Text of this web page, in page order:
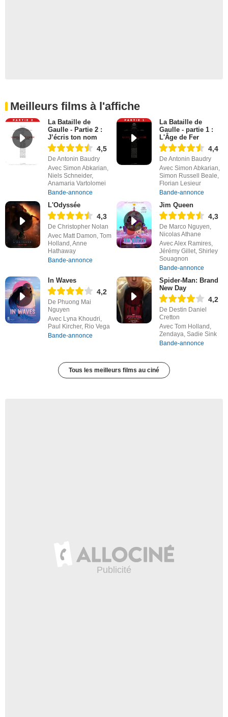
Meilleurs films à l'affiche
La Bataille de
Gaulle - Partie 2 :
J’écris ton nom
4,5
De Antonin Baudry
Avec Simon Abkarian,
Niels Schneider,
Anamaria Vartolomei
Bande-annonce
La Bataille de
Gaulle - partie 1 :
L'Âge de Fer
4,4
De Antonin Baudry
Avec Simon Abkarian,
Simon Russell Beale,
Florian Lesieur
Bande-annonce
L'Odyssée
4,3
De Christopher Nolan
Avec Matt Damon, Tom
Holland, Anne
Hathaway
Bande-annonce
Jim Queen
4,3
De Marco Nguyen,
Nicolas Athane
Avec Alex Ramires,
Jérémy Gillet, Shirley
Souagnon
Bande-annonce
In Waves
4,2
De Phuong Mai
Nguyen
Avec Lyna Khoudri,
Paul Kircher, Rio Vega
Bande-annonce
Spider-Man: Brand
New Day
4,2
De Destin Daniel
Cretton
Avec Tom Holland,
Zendaya, Sadie Sink
Bande-annonce
Tous les meilleurs films au ciné